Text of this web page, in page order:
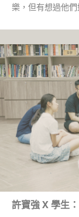
樂，但有想過他
許寶強 X 學生